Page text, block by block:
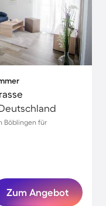
Böblingen für
Zum Angebot